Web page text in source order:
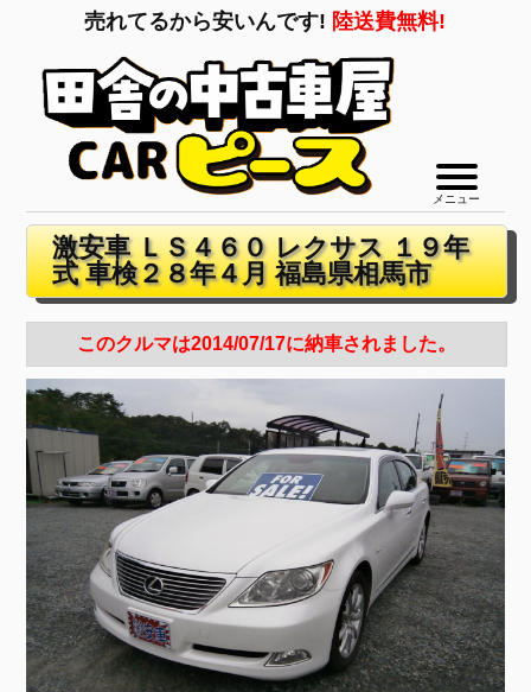
売れてるから安いんです! 陸送費無料!
メニュー
激安車 ＬＳ４６０ レクサス １９年
式 車検２８年４月 福島県相馬市
このクルマは2014/07/17に納車されました。